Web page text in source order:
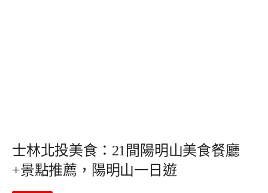
士林北投美食：21間陽明山美食餐廳
+景點推薦，陽明山一日遊